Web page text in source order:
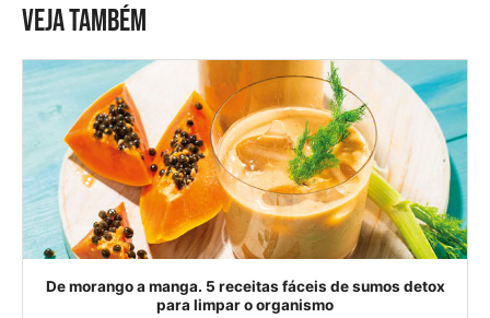
VEJA TAMBÉM
De morango a manga. 5 receitas fáceis de sumos detox
para limpar o organismo